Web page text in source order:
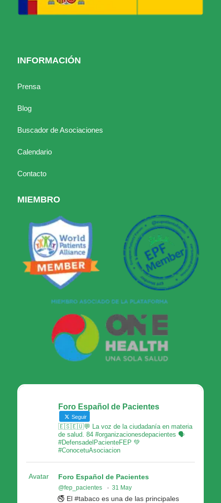
INFORMACIÓN
Prensa
Blog
Buscador de Asociaciones
Calendario
Contacto
MIEMBRO
Foro Español de Pacientes
Seguir
🇪🇸🇪🇺💬 La voz de la ciudadanía en materia
de salud. 84 #organizacionesdepacientes 🗣
#DefensadelPacienteFEP 💚
#ConocetuAsociacion
Avatar Foro Español de Pacientes
@fep_pacientes · 31 May
🚭 El #tabaco es una de las principales